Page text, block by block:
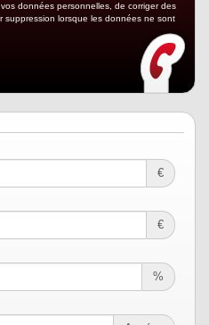
données personnelles, de corriger des
lorsque les données ne sont
€
€
%